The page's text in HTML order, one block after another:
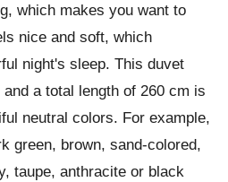
which makes you want to
nice and soft, which
night's sleep. This duvet
a total length of 260 cm is
neutral colors. For example,
green, brown, sand-colored,
taupe, anthracite or black